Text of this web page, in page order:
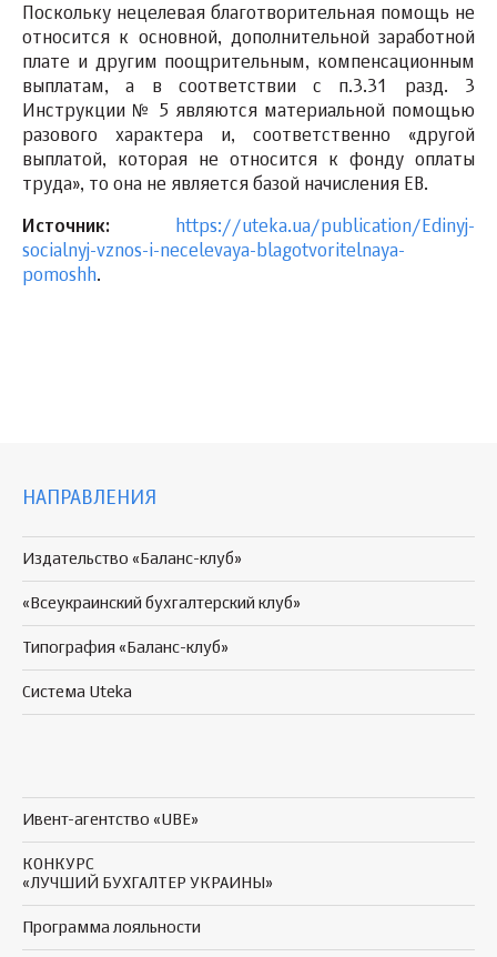
Поскольку нецелевая благотворительная помощь не
относится к основной, дополнительной заработной
плате и другим поощрительным, компенсационным
выплатам, а в соответствии с п.3.31 разд. 3
Инструкции № 5 являются материальной помощью
разового характера и, соответственно «другой
выплатой, которая не относится к фонду оплаты
труда», то она не является базой начисления ЕВ.
Источник:
https://uteka.ua/publication/Edinyj-
socialnyj-vznos-i-necelevaya-blagotvoritelnaya-
pomoshh.
НАПРАВЛЕНИЯ
Издательство «Баланс-клуб»
«Всеукраинский бухгалтерский клуб»
Типография «Баланс-клуб»
Система Uteka
Ивент-агентство «UBE»
КОНКУРС
«ЛУЧШИЙ БУХГАЛТЕР УКРАИНЫ»
Программа лояльности